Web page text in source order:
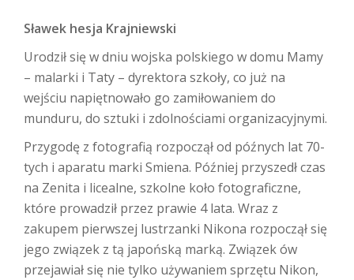
Sławek hesja Krajniewski
Urodził się w dniu wojska polskiego w domu Mamy
– malarki i Taty – dyrektora szkoły, co już na
wejściu napiętnowało go zamiłowaniem do
munduru, do sztuki i zdolnościami organizacyjnymi.
Przygodę z fotografią rozpoczął od późnych lat 70-
tych i aparatu marki Smiena. Później przyszedł czas
na Zenita i licealne, szkolne koło fotograficzne,
które prowadził przez prawie 4 lata. Wraz z
zakupem pierwszej lustrzanki Nikona rozpoczął się
jego związek z tą japońską marką. Związek ów
przejawiał się nie tylko używaniem sprzętu Nikon,